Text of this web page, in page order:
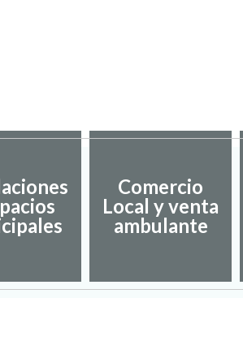
Comercio
Local y venta
ambulante